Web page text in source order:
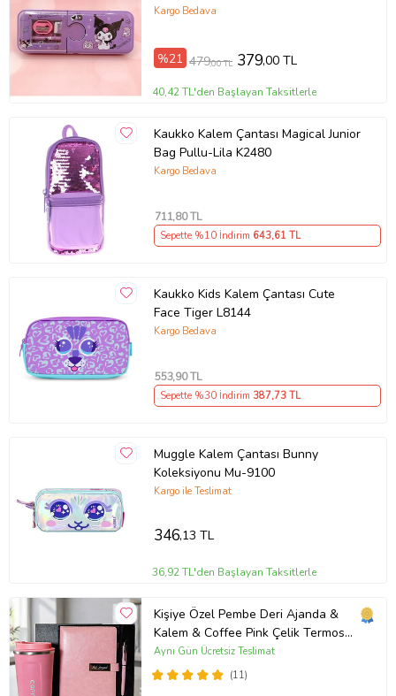
Kuromi Kalemlik Hediye Seti
Kargo Bedava
%21 479,00 TL 379,00 TL
40,42 TL'den Başlayan Taksitlerle
Kaukko Kalem Çantası Magical Junior
Bag Pullu-Lila K2480
Kargo Bedava
711,80 TL
Sepette %10 İndirim 643,61 TL
Kaukko Kids Kalem Çantası Cute
Face Tiger L8144
Kargo Bedava
553,90 TL
Sepette %30 İndirim 387,73 TL
Muggle Kalem Çantası Bunny
Koleksiyonu Mu-9100
Kargo ile Teslimat
346,13 TL
36,92 TL'den Başlayan Taksitlerle
Kişiye Özel Pembe Deri Ajanda &
Kalem & Coffee Pink Çelik Termos
Premium Hediye Seti
(11)
Aynı Gün Ücretsiz Teslimat